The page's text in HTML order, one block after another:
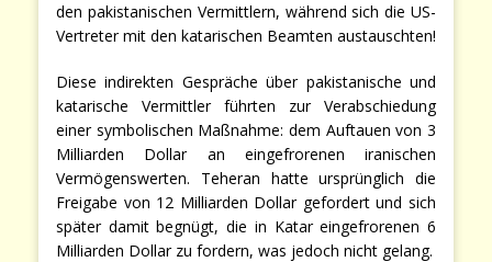
den pakistanischen Vermittlern, während sich die US-
Vertreter mit den katarischen Beamten austauschten!
Diese indirekten Gespräche über pakistanische und
katarische Vermittler führten zur Verabschiedung
einer symbolischen Maßnahme: dem Auftauen von 3
Milliarden Dollar an eingefrorenen iranischen
Vermögenswerten. Teheran hatte ursprünglich die
Freigabe von 12 Milliarden Dollar gefordert und sich
später damit begnügt, die in Katar eingefrorenen 6
Milliarden Dollar zu fordern, was jedoch nicht gelang.